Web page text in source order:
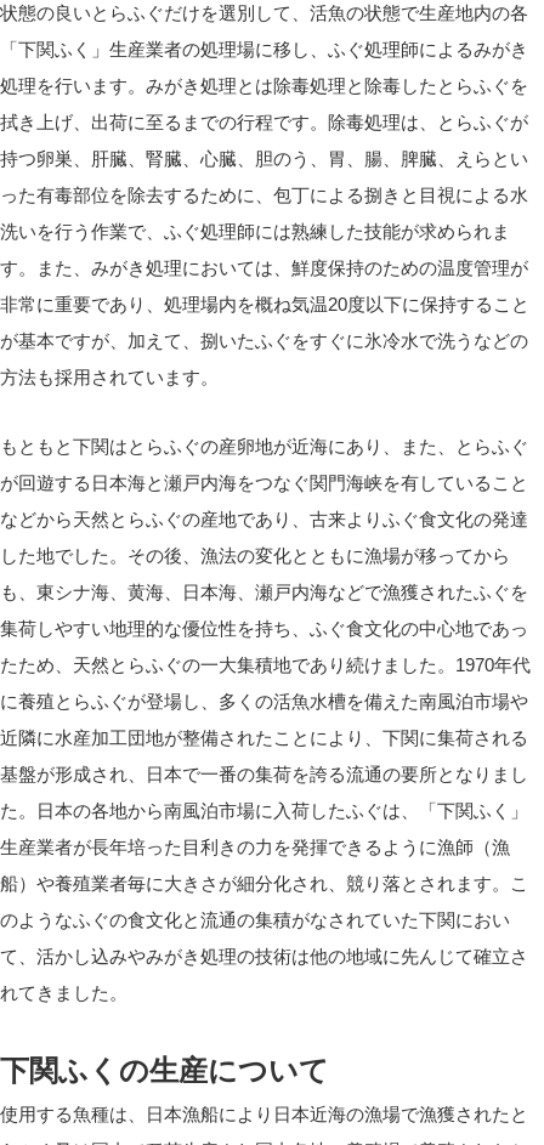
状態の良いとらふぐだけを選別して、活魚の状態で生産地内の各
「下関ふく」生産業者の処理場に移し、ふぐ処理師によるみがき
処理を行います。みがき処理とは除毒処理と除毒したとらふぐを
拭き上げ、出荷に至るまでの行程です。除毒処理は、とらふぐが
持つ卵巣、肝臓、腎臓、心臓、胆のう、胃、腸、脾臓、えらとい
った有毒部位を除去するために、包丁による捌きと目視による水
洗いを行う作業で、ふぐ処理師には熟練した技能が求められま
す。また、みがき処理においては、鮮度保持のための温度管理が
非常に重要であり、処理場内を概ね気温20度以下に保持すること
が基本ですが、加えて、捌いたふぐをすぐに氷冷水で洗うなどの
方法も採用されています。
もともと下関はとらふぐの産卵地が近海にあり、また、とらふぐ
が回遊する日本海と瀬戸内海をつなぐ関門海峡を有していること
などから天然とらふぐの産地であり、古来よりふぐ食文化の発達
した地でした。その後、漁法の変化とともに漁場が移ってから
も、東シナ海、黄海、日本海、瀬戸内海などで漁獲されたふぐを
集荷しやすい地理的な優位性を持ち、ふぐ食文化の中心地であっ
たため、天然とらふぐの一大集積地であり続けました。1970年代
に養殖とらふぐが登場し、多くの活魚水槽を備えた南風泊市場や
近隣に水産加工団地が整備されたことにより、下関に集荷される
基盤が形成され、日本で一番の集荷を誇る流通の要所となりまし
た。日本の各地から南風泊市場に入荷したふぐは、「下関ふく」
生産業者が長年培った目利きの力を発揮できるように漁師（漁
船）や養殖業者毎に大きさが細分化され、競り落とされます。こ
のようなふぐの食文化と流通の集積がなされていた下関におい
て、活かし込みやみがき処理の技術は他の地域に先んじて確立さ
れてきました。
下関ふくの生産について
使用する魚種は、日本漁船により日本近海の漁場で漁獲されたと